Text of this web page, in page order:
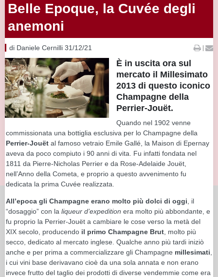
Belle Epoque, la Cuvée degli
anemoni
di Daniele Cernilli 31/12/21 |
È in uscita ora sul
mercato il Millesimato
2013 di questo iconico
Champagne della
Perrier-Jouët.
Quando nel 1902 venne
commissionata una bottiglia esclusiva per lo Champagne della
Perrier-Jouët al famoso vetraio Emile Gallé, la Maison di Epernay
aveva da poco compiuto i 90 anni di vita. Fu infatti fondata nel
1811 da Pierre-Nicholas Perrier e da Rose-Adelaide Jouët,
nell’Anno della Cometa, e proprio a questo avvenimento fu
dedicata la prima Cuvée realizzata.
All’epoca gli Champagne erano molto più dolci di oggi , il
“dosaggio” con la liqueur d’expedition era molto più abbondante, e
fu proprio la Perrier-Jouët a cambiare le cose verso la metà del
XIX secolo, producendo il primo Champagne Brut , molto più
secco, dedicato al mercato inglese. Qualche anno più tardi iniziò
anche e per prima a commercializzare gli Champagne millesimati
i cui vini base derivavano cioè da una sola annata e non erano
invece frutto del taglio dei prodotti di diverse vendemmie come era